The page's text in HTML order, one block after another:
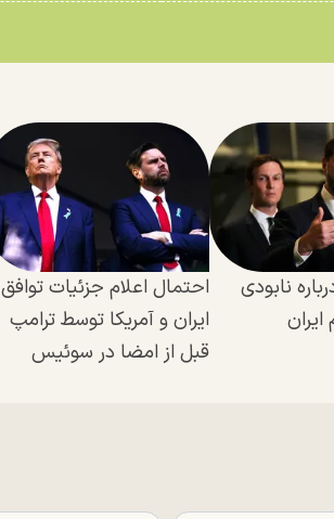
نابودی
ایران
احتمال اعلام جزئیات توافق
ایران و آمریکا توسط ترامپ
قبل از امضا در سوئیس